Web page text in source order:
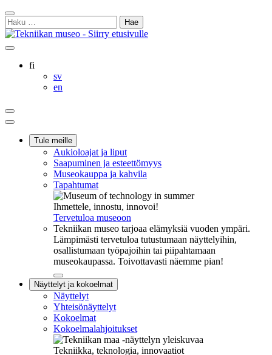
Siirry
sisältöön
Sulje
hakukenttä
Haku:
Ostoskorisi
Oma
Hae
sivultafi
svSvenska
en
Ostoskorisi
Oma
tiliHae
Päävalikko
Tule meille
Aukioloajat ja liput
Saapuminen ja esteettömyys
Museokauppa ja kahvila
Tapahtumat
Ihmettele, innostu, innovoi!
Tervetuloa museoon
Tekniikan museo tarjoaa elämyksiä vuoden ympäri.
Lämpimästi tervetuloa tutustumaan näyttelyihin,
osallistumaan työpajoihin tai piipahtamaan
museokaupassa. Toivottavasti näemme pian!
Sulje
alavalikko
Näyttelyt ja kokoelmat
Näyttelyt
Yhteisönäyttelyt
Kokoelmat
Kokoelmalahjoitukset
Tekniikka, teknologia, innovaatiot